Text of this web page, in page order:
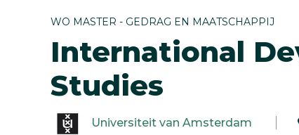
WO MASTER - GEDRAG EN MAATSCHAPPIJ
International
Studies
Universiteit van Amsterdam